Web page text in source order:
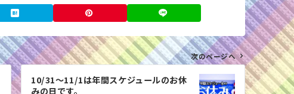
次のページへ
10/31〜11/1は年間スケジュールのお休
みの日です。